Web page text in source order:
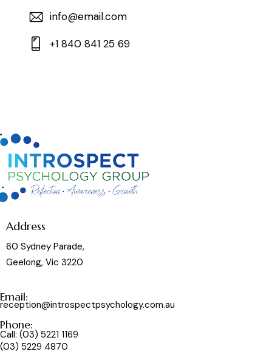
info@email.com
+1 840 841 25 69
Address
60 Sydney Parade,
Geelong, Vic 3220
Email:
reception@introspectpsychology.com.au
Phone:
Call: (03) 5221 1169
(03) 5229 4870